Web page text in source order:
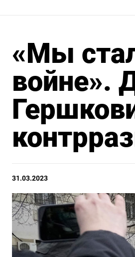
«Мы
войне».
31.03.2023